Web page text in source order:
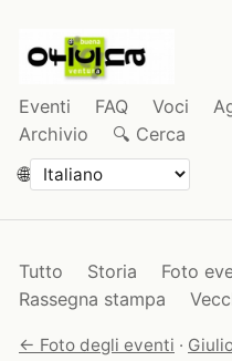
Eventi FAQ Voci
Archivio
🔍 Cerca
🌐
Tutto Storia Foto
Rassegna stampa
← Foto degli eventi ·